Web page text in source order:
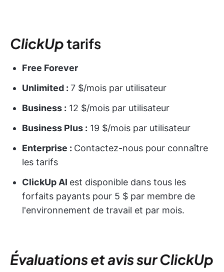
ClickUptarifs
Free Forever
Unlimited : 7 $/mois par utilisateur
Business : 12 $/mois par utilisateur
Business Plus : 19 $/mois par utilisateur
Enterprise : Contactez-nous pour connaître
les tarifs
ClickUp AI est disponible dans tous les
forfaits payants pour 5 $ par membre de
l'environnement de travail et par mois.
Évaluations et avis sur ClickUp